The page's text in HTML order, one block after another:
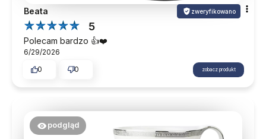
Beata zweryfikowano
5
Polecam bardzo 👍️❤️
6/29/2026
0
0 zobacz produkt
podgląd